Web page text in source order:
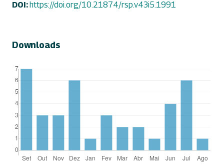
DOI:https://doi.org/10.21874/rsp.v43i5.1991
Downloads